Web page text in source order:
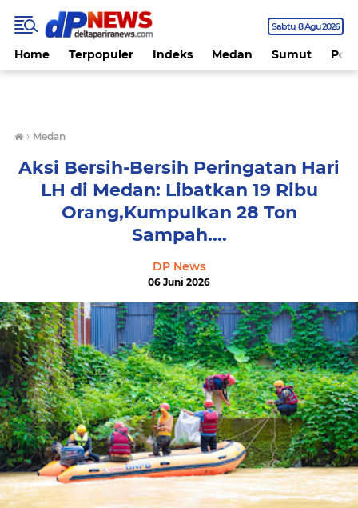
Sabtu 8 Agu 2026
Home Terpopuler Indeks Medan Sumut
› Medan
Aksi Bersih-Bersih Peringatan Hari
LH di Medan: Libatkan 19 Ribu
Orang,Kumpulkan 28 Ton
Sampah....
DP News
06 Juni 2026